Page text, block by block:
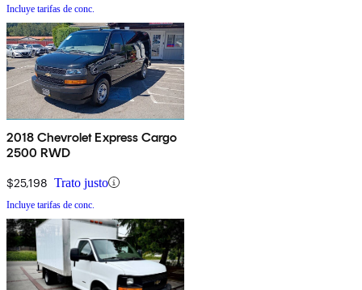
Incluye tarifas de conc.
2018 Chevrolet Express Cargo
2500 RWD
$25,198 Trato justo
Incluye tarifas de conc.